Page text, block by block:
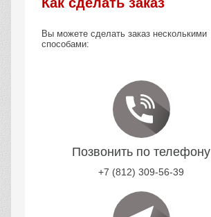
Вы можете сделать заказ несколькими
способами:
Позвонить по телефону
+7 (812) 309-56-39